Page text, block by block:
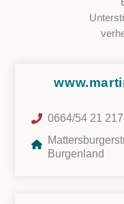
0664/54 21 217
Burgenland